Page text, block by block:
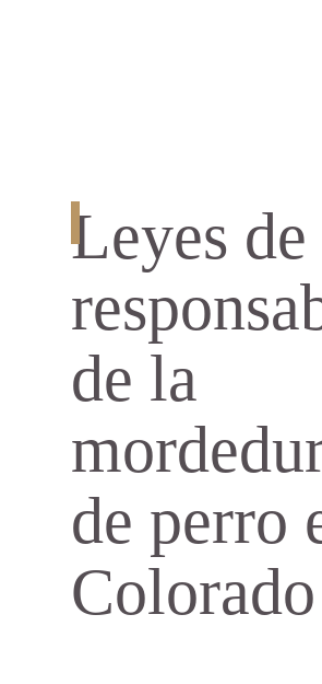
Leyes
de la
de perro
Colorado